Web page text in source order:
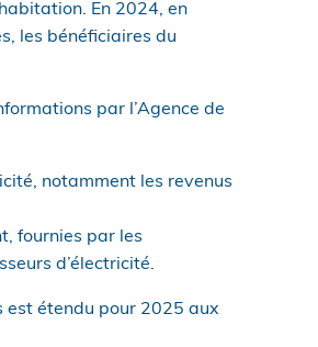
En 2024, en
les bénéficiaires du
par l’Agence de
notamment les revenus
fournies par les
d’électricité.
est étendu pour 2025 aux